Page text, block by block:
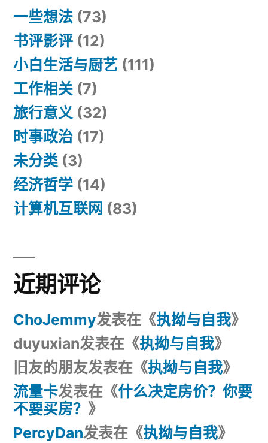
一些想法 (73)
书评影评 (12)
小白生活与厨艺 (111)
工作相关 (7)
旅行意义 (32)
时事政治 (17)
未分类(3)
经济哲学 (14)
计算机互联网 (83)
近期评论
ChoJemmy发表在《执拗与自我》
duyuxian发表在《执拗与自我》
旧友的朋友发表在《执拗与自我》
流量卡发表在《什么决定房价？你要
不要买房？ 》
PercyDan发表在《执拗与自我》